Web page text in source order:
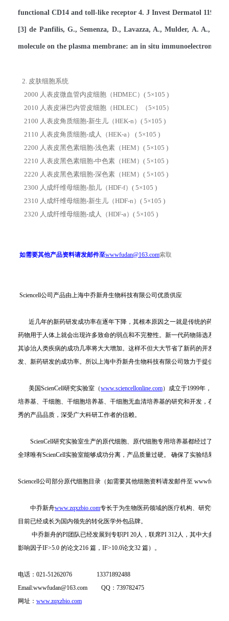
functional CD14 and toll-like receptor 4. J Invest Dermatol
[3] de Panfilis, G., Semenza, D., Lavazza, A., Mulder, A. A.,
molecule on the plasma membrane: an in situ immunoelectron
2. 皮肤细胞系统
2000 人表皮微血管内皮细胞（HDMEC ） ( 5×105 )
2010 人表皮淋巴内管皮细胞（HDLEC ）（5×105 ）
2100 人表皮角质细胞-新生儿（HEK-n ） ( 5×105 )
2110 人表皮角质细胞-成人（HEK-a） ( 5×105 )
2200 人表皮黑色素细胞-浅色素（HEM ） ( 5×105 )
2210 人表皮黑色素细胞-中色素（HEM ） ( 5×105 )
2220 人表皮黑色素细胞-深色素（HEM ） ( 5×105 )
2300 人成纤维母细胞-胎儿（HDF-f） ( 5×105 )
2310 人成纤维母细胞-新生儿（HDF-n ） ( 5×105 )
2320 人成纤维母细胞-成人（HDF-a） ( 5×105 )
如需要其他产品资料请发邮件至wwwfudan@163.com索取
Sciencell公司产品由上海中乔新舟生物科技有限公司优质供应
近几年的新药研发成功率在逐年下降，其根本原因之一就是传统的药物筛
药物用于人体上就会出现许多致命的弱点和不完整性。新一代药物筛选系统
其诊治人类疾病的成功几率将大大增加。这样不但大大节省了新药的开发成
发、新药研发的成功率。所以上海中乔新舟生物科技有限公司致力于提供优
美国ScienCell研究实验室（www.sciencellonline.com）成立于1999年，公司
培养基、干细胞、干细胞培养基、干细胞无血清培养基的研究和开发，在全
秀的产品品质，深受广大科研工作者的信赖。
ScienCell研究实验室生产的原代细胞、原代细胞专用培养基都经过了严格
全球唯有ScienCell实验室能够成功分离，产品质量过硬。 确保了实验结果的
Sciencell公司部分原代细胞目录（如需要其他细胞资料请发邮件至
中乔新舟www.zqxzbio.com专长于为生物医药领域的医疗机构、研究中心
目前已经成长为国内领先的转化医学外包品牌。
中乔新舟的PI团队已经发展到专职PI 20人，联席PI 312人，其中大多数拥
影响因子IF>5.0 的论文216 篇，IF>10.0论文32 篇）。
电话：021-51262076 13371892488
Email:wwwfudan@163.com QQ：739782475
网址： www.zqxzbio.com